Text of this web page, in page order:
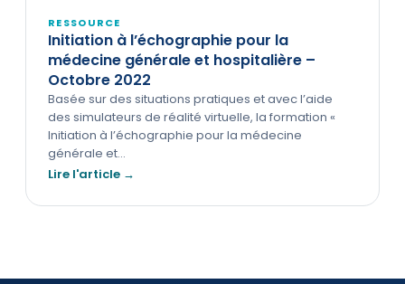
RESSOURCE
Initiation à l’échographie pour la
médecine générale et hospitalière –
Octobre 2022
Basée sur des situations pratiques et avec l’aide
des simulateurs de réalité virtuelle, la formation «
Initiation à l’échographie pour la médecine
générale et…
Lire l'article →